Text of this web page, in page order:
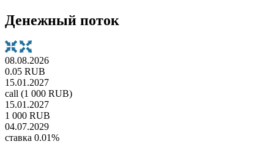
Денежный поток
08.08.2026
0.05 RUB
15.01.2027
call (1 000 RUB)
15.01.2027
1 000 RUB
04.07.2029
ставка 0.01%